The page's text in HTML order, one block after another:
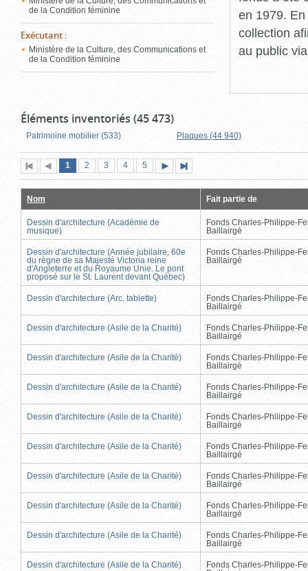
de la Condition féminine
Exécutant :
Ministère de la Culture, des Communications et
de la Condition féminine
en 1979.
collection
au public
Éléments inventoriés (45 473)
Patrimoine mobilier (533) Plaques (44 940)
Première
page
Page
précédente
Page
1 (page
actuelle)
Page
2 Page
3 Page
4 Page
5
suivante
page
Nom Fait partie de
Dessin d'architecture (Académie de
musique)
Fonds Charles-Philippe-
Baillairgé
Dessin d'architecture (Année jubilaire, 60e
du règne de sa Majesté Victoria reine
d'Angleterre et du Royaume Unie. Le pont
proposé sur le St. Laurent devant Québec)
Fonds Charles-Philippe-
Baillairgé
Dessin d'architecture (Arc, tablette)
Fonds Charles-Philippe-
Baillairgé
Dessin d'architecture (Asile de la Charité)
Fonds Charles-Philippe-
Baillairgé
Dessin d'architecture (Asile de la Charité)
Fonds Charles-Philippe-
Baillairgé
Dessin d'architecture (Asile de la Charité)
Fonds Charles-Philippe-
Baillairgé
Dessin d'architecture (Asile de la Charité)
Fonds Charles-Philippe-
Baillairgé
Dessin d'architecture (Asile de la Charité)
Fonds Charles-Philippe-
Baillairgé
Dessin d'architecture (Asile de la Charité)
Fonds Charles-Philippe-
Baillairgé
Dessin d'architecture (Asile de la Charité)
Fonds Charles-Philippe-
Baillairgé
Dessin d'architecture (Asile de la Charité)
Fonds Charles-Philippe-
Baillairgé
Dessin d'architecture (Asile de la Charité)
Fonds Charles-Philippe-